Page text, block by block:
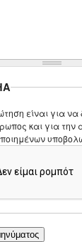
είναι για να
και για την